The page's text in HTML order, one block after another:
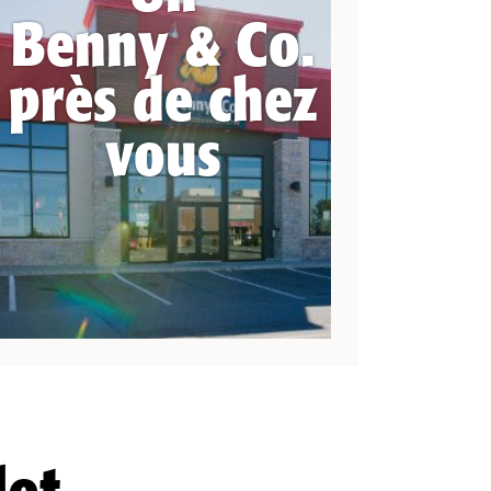
Benny & Co.
près de chez
vous